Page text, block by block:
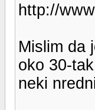
http://
Mislim da
oko 30-
neki